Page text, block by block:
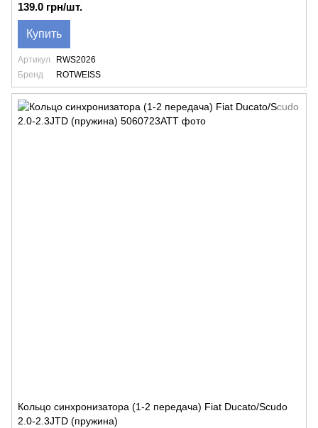
139.0 грн/шт.
Купить
Артикул
RWS2026
Бренд
ROTWEISS
Кольцо синхронизатора (1-2 передача) Fiat Ducato/Scudo
2.0-2.3JTD (пружина)